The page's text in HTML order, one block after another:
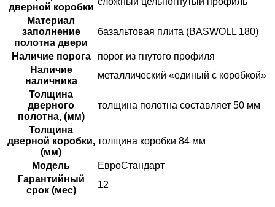
дверной коробки
Материал
заполнение
полотна двери
базальтовая плита (BASWOLL 180)
Наличие порога
порог из гнутого профиля
Наличие
наличника
металлический «единый с коробкой»
Толщина
дверного
полотна, (мм)
толщина полотна составляет 50 мм
Толщина
дверной коробки,
(мм)
толщина коробки 84 мм
Модель
ЕвроСтандарт
Гарантийный
срок (мес)
12